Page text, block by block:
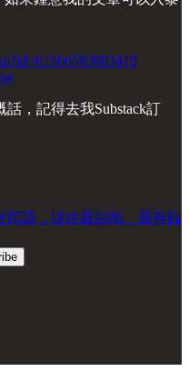
，記得去我Substack訂
而設，提供最貼地、最有觀